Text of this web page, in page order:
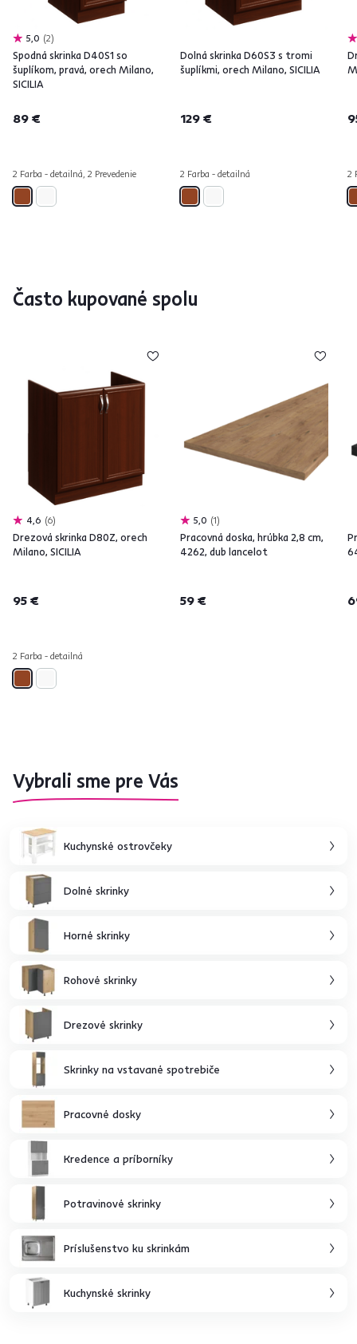
5,0 2
Spodná skrinka D40S1 so
šuplíkom, pravá, orech Milano,
SICILIA
89 €
2 Farba - detailná, 2 Prevedenie
Dolná skrinka D60S3 s tromi
šuplíkmi, orech Milano, SICILIA
129 €
2 Farba - detailná 2
Často kupované spolu
4,6 6
Drezová skrinka D80Z, orech
Milano, SICILIA
95 €
2 Farba - detailná
5,0 1
Pracovná doska, hrúbka 2,8 cm,
4262, dub lancelot
59 €
Vybrali sme pre Vás
Kuchynské ostrovčeky
Dolné skrinky
Horné skrinky
Rohové skrinky
Drezové skrinky
Skrinky na vstavané spotrebiče
Pracovné dosky
Kredence a príborníky
Potravinové skrinky
Príslušenstvo ku skrinkám
Kuchynské skrinky